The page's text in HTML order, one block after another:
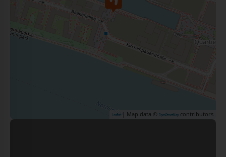
Leaflet | Map data © OpenStreetMap contributors